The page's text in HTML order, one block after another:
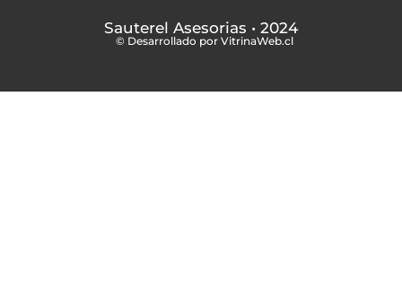
Sauterel Asesorias • 2024
© Desarrollado por VitrinaWeb.cl